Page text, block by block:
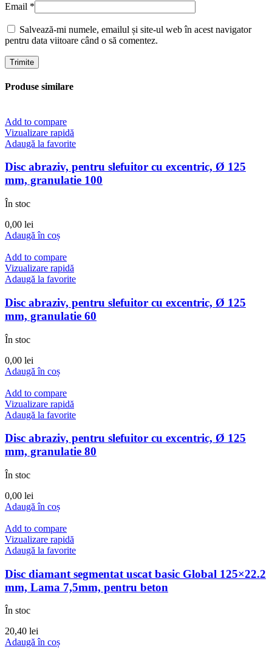
Email *
Salvează-mi numele, emailul și site-ul web în acest navigator
pentru data viitoare când o să comentez.
Produse similare
Add to compare
Vizualizare rapidă
Adaugă la favorite
Disc abraziv, pentru slefuitor cu excentric, Ø 125
mm, granulatie 100
În stoc
0,00 lei
Adaugă în coș
Add to compare
Vizualizare rapidă
Adaugă la favorite
Disc abraziv, pentru slefuitor cu excentric, Ø 125
mm, granulatie 60
În stoc
0,00 lei
Adaugă în coș
Add to compare
Vizualizare rapidă
Adaugă la favorite
Disc abraziv, pentru slefuitor cu excentric, Ø 125
mm, granulatie 80
În stoc
0,00 lei
Adaugă în coș
Add to compare
Vizualizare rapidă
Adaugă la favorite
Disc diamant segmentat uscat basic Global 125×22.2
mm, Lama 7,5mm, pentru beton
În stoc
20,40 lei
Adaugă în coș